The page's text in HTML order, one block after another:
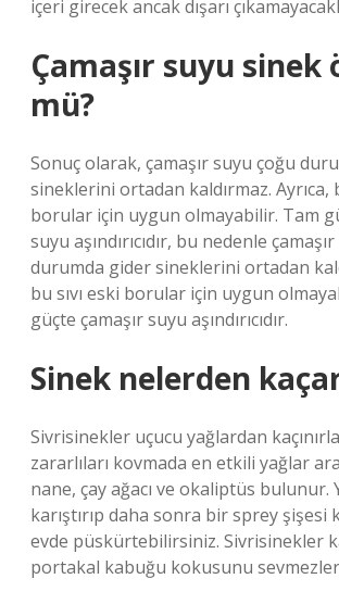
içeri girecek ancak dışarı
Çamaşır suyu
mü?
Sonuç olarak, çamaşır suyu çoğu
sineklerini ortadan kaldırmaz. Ayrıca,
borular için uygun olmayabilir. Tam
suyu aşındırıcıdır, bu nedenle
durumda gider sineklerini ortadan
bu sıvı eski borular için uygun
güçte çamaşır suyu aşındırıcıdır.
Sinek nelerden
Sivrisinekler uçucu yağlardan
zararlıları kovmada en etkili yağlar
nane, çay ağacı ve okaliptüs bulunur.
karıştırıp daha sonra bir sprey şişesi
evde püskürtebilirsiniz. Sivrisinekler
portakal kabuğu kokusunu